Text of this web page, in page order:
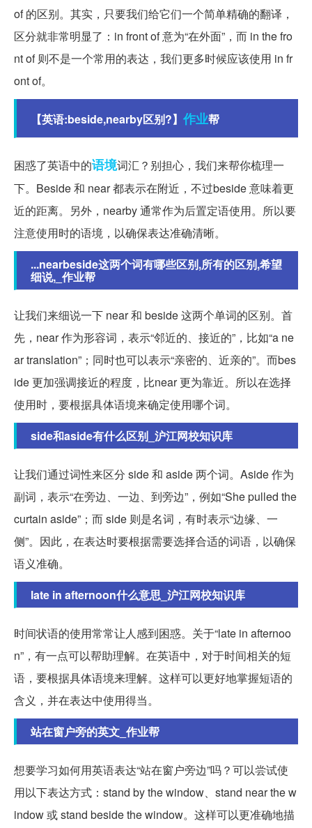
of 的区别。其实，只要我们给它们一个简单精确的翻译，
区分就非常明显了：in front of 意为“在外面”，而 in the fro
nt of 则不是一个常用的表达，我们更多时候应该使用 in fr
ont of。
【英语:beside,nearby区别?】 作业帮
困惑了英语中的语境词汇？别担心，我们来帮你梳理一
下。Beside 和 near 都表示在附近，不过beside 意味着更
近的距离。另外，nearby 通常作为后置定语使用。所以要
注意使用时的语境，以确保表达准确清晰。
...nearbeside这两个词有哪些区别,所有的区别,希望
细说,_作业帮
让我们来细说一下 near 和 beside 这两个单词的区别。首
先，near 作为形容词，表示“邻近的、接近的”，比如“a ne
ar translation”；同时也可以表示“亲密的、近亲的”。而bes
ide 更加强调接近的程度，比near 更为靠近。所以在选择
使用时，要根据具体语境来确定使用哪个词。
side和aside有什么区别_沪江网校知识库
让我们通过词性来区分 side 和 aside 两个词。Aside 作为
副词，表示“在旁边、一边、到旁边”，例如“She pulled the
curtain aside”；而 side 则是名词，有时表示“边缘、一
侧”。因此，在表达时要根据需要选择合适的词语，以确保
语义准确。
late in afternoon什么意思_沪江网校知识库
时间状语的使用常常让人感到困惑。关于“late in afternoo
n”，有一点可以帮助理解。在英语中，对于时间相关的短
语，要根据具体语境来理解。这样可以更好地掌握短语的
含义，并在表达中使用得当。
站在窗户旁的英文_作业帮
想要学习如何用英语表达“站在窗户旁边”吗？可以尝试使
用以下表达方式：stand by the window、stand near the w
indow 或 stand beside the window。这样可以更准确地描